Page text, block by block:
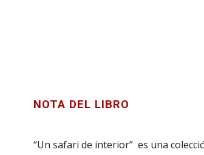
NOTA DEL LIBRO
“Un safari de interior” es una